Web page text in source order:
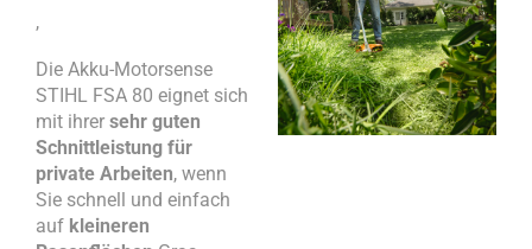
,
Die Akku-Motorsense
STIHL FSA 80 eignet sich
mit ihrer sehr guten
Schnittleistung für
private Arbeiten, wenn
Sie schnell und einfach
auf kleineren